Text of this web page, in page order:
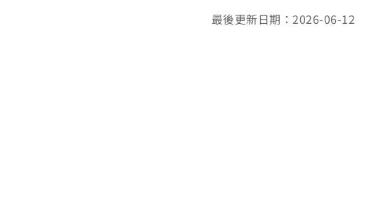
最後更新日期：2026-06-12